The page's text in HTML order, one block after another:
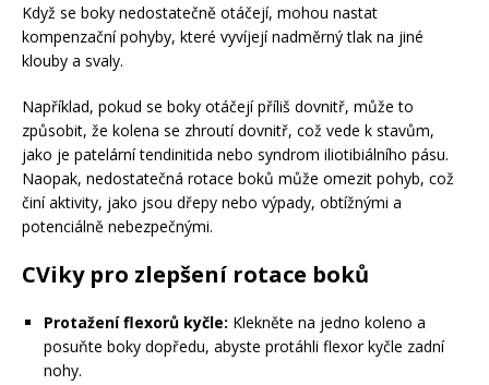
Když se boky nedostatečně otáčejí, mohou nastat
kompenzační pohyby, které vyvíjejí nadměrný tlak na jiné
klouby a svaly.
Například, pokud se boky otáčejí příliš dovnitř, může to
způsobit, že kolena se zhroutí dovnitř, což vede k stavům,
jako je patelární tendinitida nebo syndrom iliotibiálního pásu.
Naopak, nedostatečná rotace boků může omezit pohyb, což
činí aktivity, jako jsou dřepy nebo výpady, obtížnými a
potenciálně nebezpečnými.
CViky pro zlepšení rotace boků
Protažení flexorů kyčle: Klekněte na jedno koleno a
posuňte boky dopředu, abyste protáhli flexor kyčle zadní
nohy.